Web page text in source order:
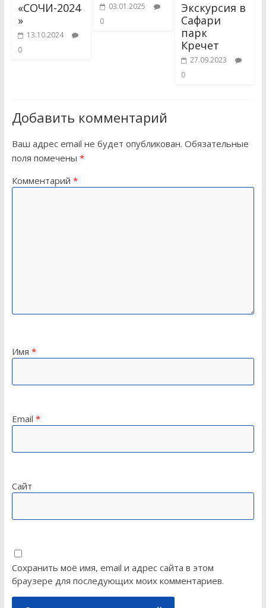
«СОЧИ-2024
»
13.10.2024
0
03.01.2025
0
Экскурсия в
Сафари
парк
Кречет
27.09.2023
0
Добавить комментарий
Ваш адрес email не будет опубликован. Обязательные
поля помечены *
Комментарий *
Имя *
Email *
Сайт
Сохранить моё имя, email и адрес сайта в этом
браузере для последующих моих комментариев.